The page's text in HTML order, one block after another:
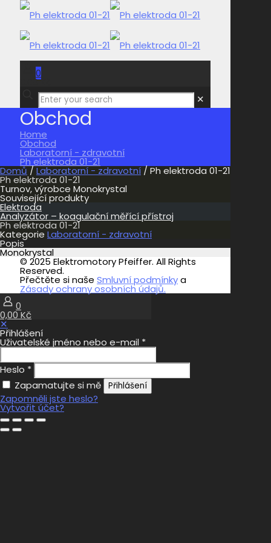
0
0,00 Kč
✕
Obchod
Home
Obchod
Laboratorní - zdravotní
Ph elektroda 01-21
Domů / Laboratorní - zdravotní / Ph elektroda 01-21
Ph elektroda 01-21
Turnov, výrobce Monokrystal
Související produkty
Elektroda
Analyzátor – koagulační měřící přístroj
Ph elektroda 01-21
Kategorie Laboratorní - zdravotní
Popis
Monokrystal
© 2025 Elektromotory Pfeiffer. All Rights
Reserved.
Přečtěte si naše Smluvní podmínkya
Zásady ochrany osobních údajů.
0
0,00 Kč
✕
Přihlášení
Uživatelské jméno nebo e-mail *
Heslo *
Zapamatujte si mě
Přihlášení
Zapomněli jste heslo?
Vytvořit účet?